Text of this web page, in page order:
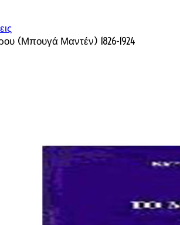
(Μπουγά Μαντέν) 1826-1924